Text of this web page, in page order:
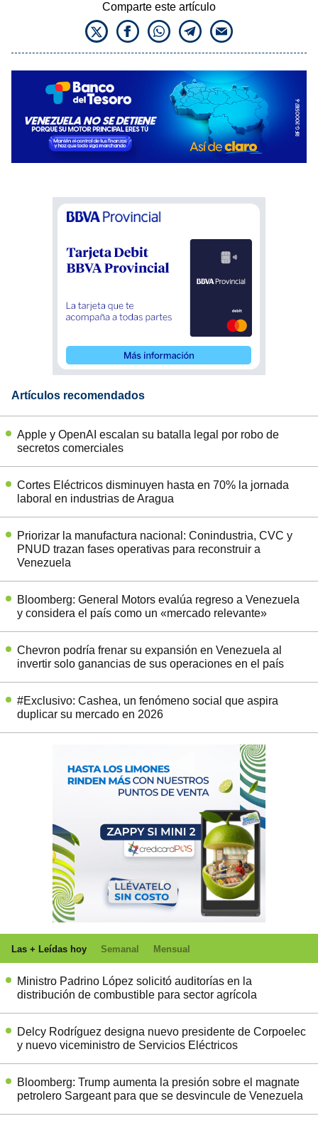
Comparte este artículo
Artículos recomendados
Apple y OpenAI escalan su batalla legal por robo de
secretos comerciales
Cortes Eléctricos disminuyen hasta en 70% la jornada
laboral en industrias de Aragua
Priorizar la manufactura nacional: Conindustria, CVC y
PNUD trazan fases operativas para reconstruir a
Venezuela
Bloomberg: General Motors evalúa regreso a Venezuela
y considera el país como un «mercado relevante»
Chevron podría frenar su expansión en Venezuela al
invertir solo ganancias de sus operaciones en el país
#Exclusivo: Cashea, un fenómeno social que aspira
duplicar su mercado en 2026
Las + Leídas hoy Semanal Mensual
Ministro Padrino López solicitó auditorías en la
distribución de combustible para sector agrícola
Delcy Rodríguez designa nuevo presidente de Corpoelec
y nuevo viceministro de Servicios Eléctricos
Bloomberg: Trump aumenta la presión sobre el magnate
petrolero Sargeant para que se desvincule de Venezuela